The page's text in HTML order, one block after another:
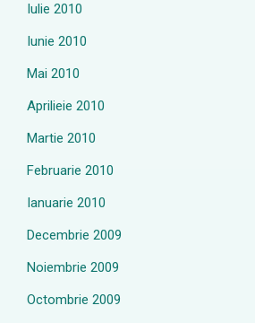
Iulie 2010
Iunie 2010
Mai 2010
Aprilieie 2010
Martie 2010
Februarie 2010
Ianuarie 2010
Decembrie 2009
Noiembrie 2009
Octombrie 2009